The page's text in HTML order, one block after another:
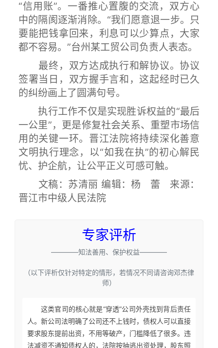
“信用账”。一番推心置腹的交流，双方心
中的隔阂逐渐消除。“我们愿意退一步。只
要能把钱拿回来，利息可以少算点，大家
都不容易。”台州某工贸公司负责人表态。
最终，双方达成执行和解协议。协议
签署当日，双方握手言和，这起经时已久
的纠纷画上了圆满句号。
执行工作不仅是实现胜诉权益的“最后
一公里”，更是修复社会关系、重塑市场信
用的关键一环。晋江法院将持续深化善意
文明执行理念，以“如我在执”的初心解民
忧、护企航，让公平正义可感可触。
文稿：苏清丽 编辑：杨 蕾 来源：
晋江市中级人民法院
专家评析
————知法善用、保护权益————
（以下评析仅针对特定的情形，若情况不同请咨询邓杰律
师）
这类官司的核心就是“穿透”公司外壳找到背后责任
人。新公司法明确了公司还不上钱时，债权人可以直接
要求股东提前出资，不用等破产，门槛降低了很多。违
法减资不通知债权人的，法院按抽逃出资处理，股东照